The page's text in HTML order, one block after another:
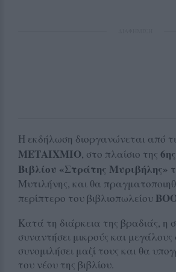
Η εκδήλωση διοργανώνεται από
ΜΕΤΑΙΧΜΙΟ, στο πλαίσιο της
Βιβλίου «Στράτης Μυριβήλης»
Μυτιλήνης, και θα
περίπτερο του βιβλιοπωλείου
Κατά τη διάρκεια της βραδιάς, η
συναντήσει μικρούς και
συνομιλήσει μαζί τους και θα
του νέου της βιβλίου.